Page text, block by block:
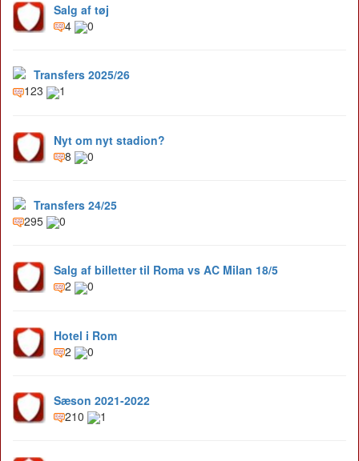
Salg af tøj
4
0
Transfers 2025/26
123
1
Nyt om nyt stadion?
8
0
Transfers 24/25
295
0
Salg af billetter til Roma vs AC Milan 18/5
2
0
Hotel i Rom
2
0
Sæson 2021-2022
210
1